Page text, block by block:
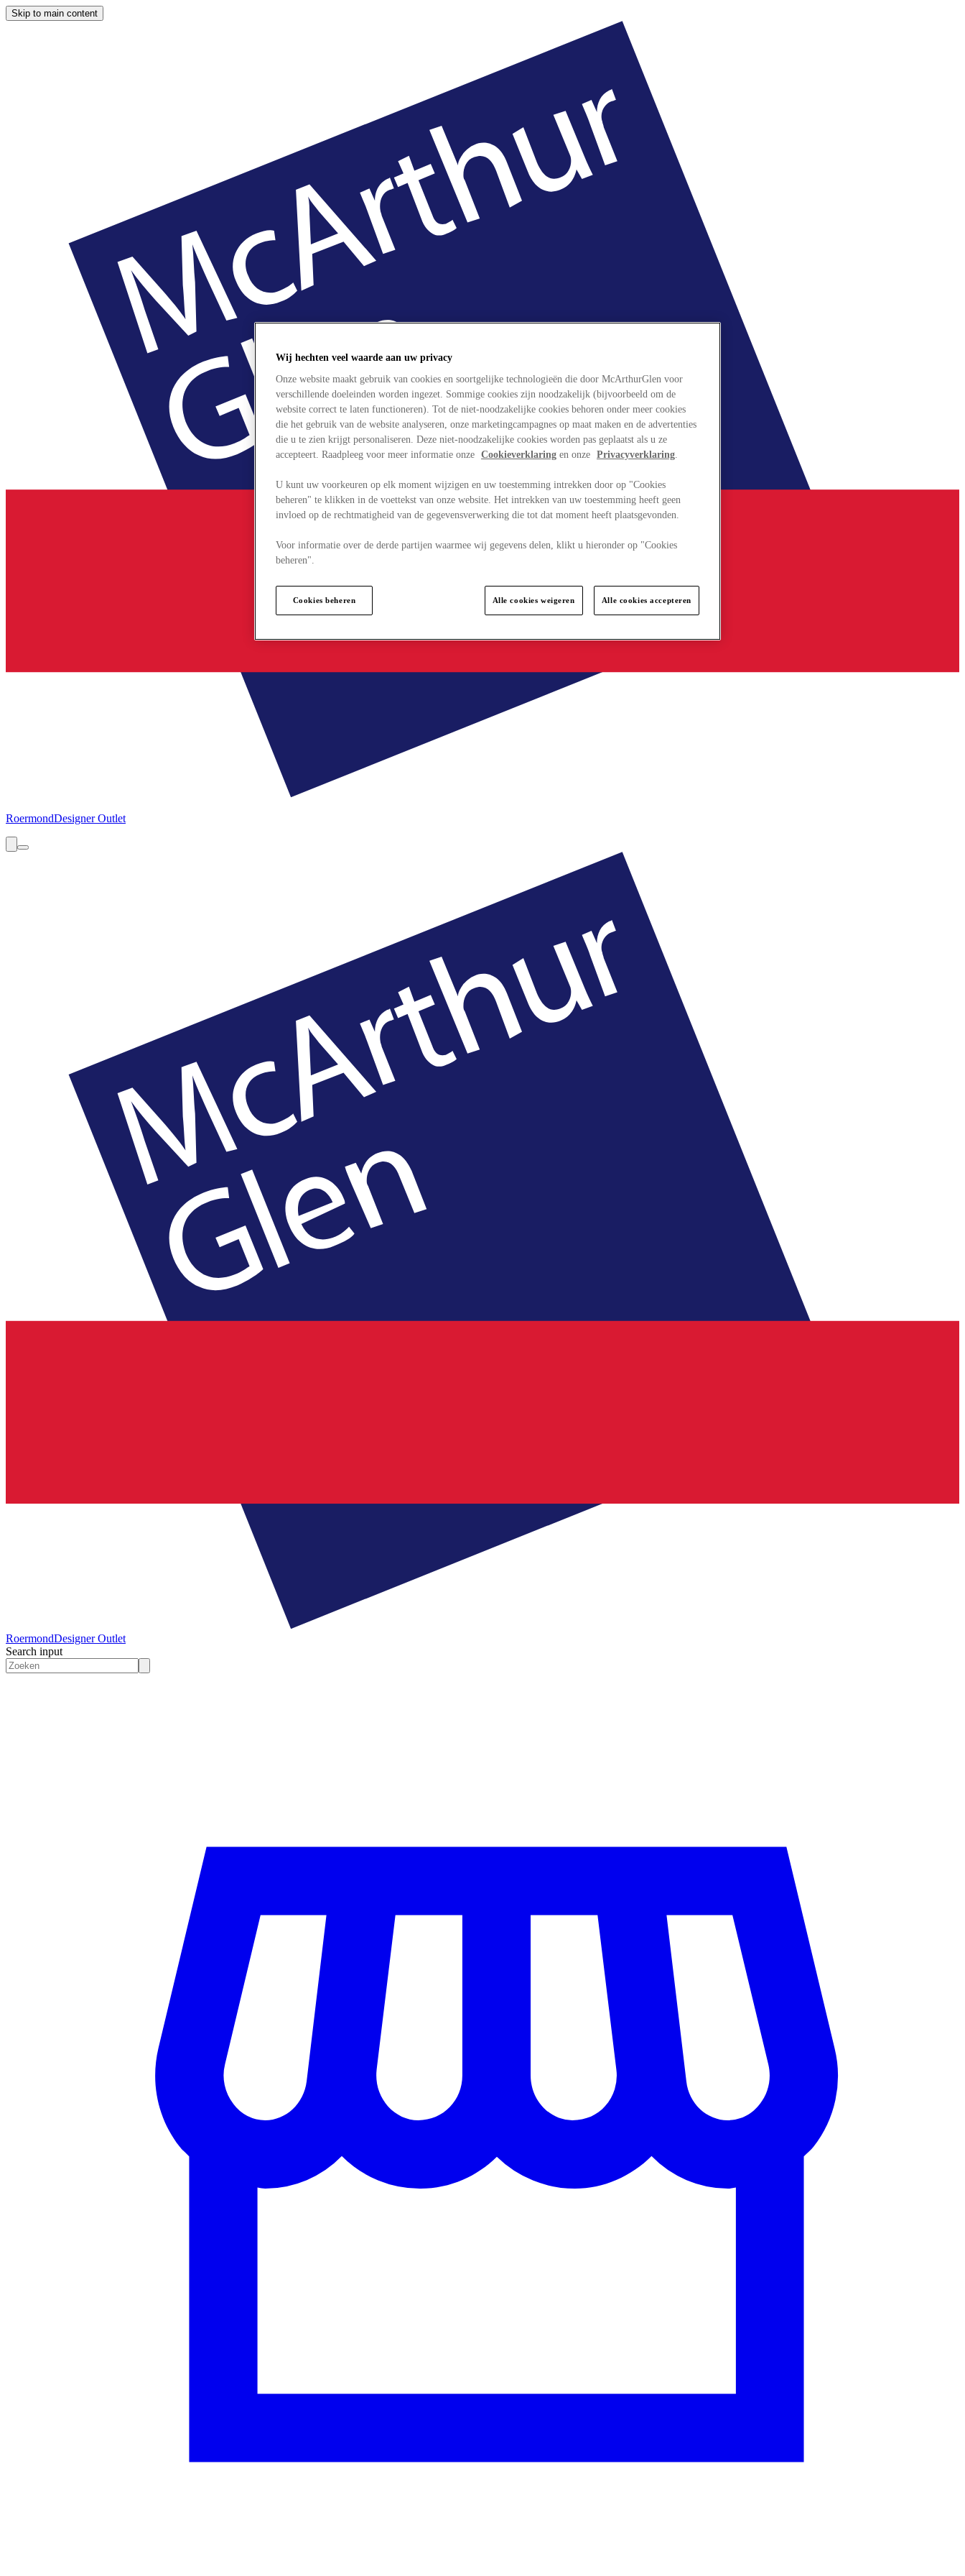
Skip to main content
RoermondDesigner Outlet
RoermondDesigner Outlet
Search input
Wij hechten veel waarde aan uw privacy
Onze website maakt gebruik van cookies en soortgelijke technologieën die door McArthurGlen voor
verschillende doeleinden worden ingezet. Sommige cookies zijn noodzakelijk (bijvoorbeeld om de
website correct te laten functioneren). Tot de niet-noodzakelijke cookies behoren onder meer cookies
die het gebruik van de website analyseren, onze marketingcampagnes op maat maken en de advertenties
die u te zien krijgt personaliseren. Deze niet-noodzakelijke cookies worden pas geplaatst als u ze
accepteert. Raadpleeg voor meer informatie onze Cookieverklaring en onze Privacyverklaring.
U kunt uw voorkeuren op elk moment wijzigen en uw toestemming intrekken door op "Cookies
beheren" te klikken in de voettekst van onze website. Het intrekken van uw toestemming heeft geen
invloed op de rechtmatigheid van de gegevensverwerking die tot dat moment heeft plaatsgevonden.
Voor informatie over de derde partijen waarmee wij gegevens delen, klikt u hieronder op "Cookies
beheren".
Cookies beheren Alle cookies weigeren Alle cookies accepteren